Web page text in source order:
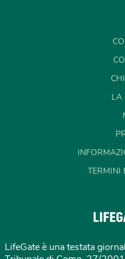
LA
TERMINI
LifeGate è una testata